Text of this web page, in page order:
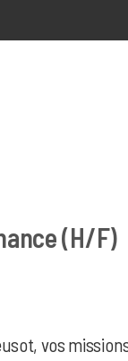
(H/F)
vos